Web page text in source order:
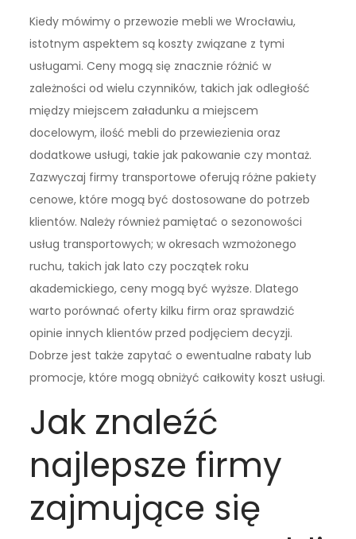
Kiedy mówimy o przewozie mebli we Wrocławiu,
istotnym aspektem są koszty związane z tymi
usługami. Ceny mogą się znacznie różnić w
zależności od wielu czynników, takich jak odległość
między miejscem załadunku a miejscem
docelowym, ilość mebli do przewiezienia oraz
dodatkowe usługi, takie jak pakowanie czy montaż.
Zazwyczaj firmy transportowe oferują różne pakiety
cenowe, które mogą być dostosowane do potrzeb
klientów. Należy również pamiętać o sezonowości
usług transportowych; w okresach wzmożonego
ruchu, takich jak lato czy początek roku
akademickiego, ceny mogą być wyższe. Dlatego
warto porównać oferty kilku firm oraz sprawdzić
opinie innych klientów przed podjęciem decyzji.
Dobrze jest także zapytać o ewentualne rabaty lub
promocje, które mogą obniżyć całkowity koszt usługi.
Jak znaleźć
najlepsze firmy
zajmujące się